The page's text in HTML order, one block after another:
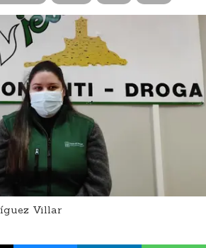
Villar